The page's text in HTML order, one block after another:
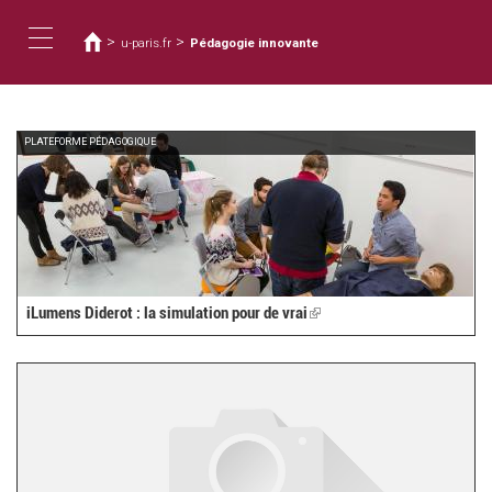
容
navigation
在
這
裡
> u-paris.fr > Pédagogie innovante
PLATEFORME PÉDAGOGIQUE
iLumens Diderot : la simulation pour de vrai(link
is